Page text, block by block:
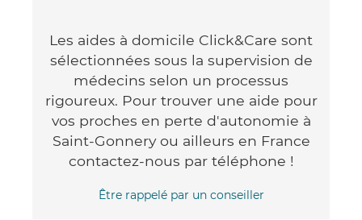
Les aides à domicile Click&Care sont
sélectionnées sous la supervision de
médecins selon un processus
rigoureux. Pour trouver une aide pour
vos proches en perte d'autonomie à
Saint-Gonnery ou ailleurs en France
contactez-nous par téléphone !
Être rappelé par un conseiller